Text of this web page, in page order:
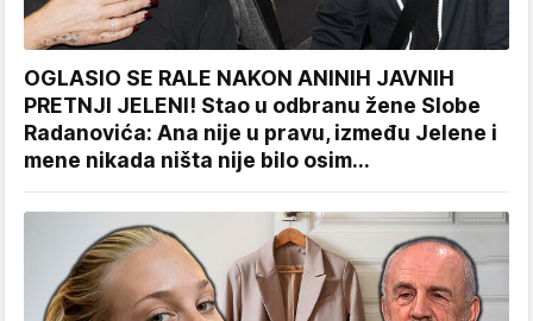
OGLASIO SE RALE NAKON ANINIH JAVNIH
PRETNJI JELENI! Stao u odbranu žene Slobe
Radanovića: Ana nije u pravu, između Jelene i
mene nikada ništa nije bilo osim...